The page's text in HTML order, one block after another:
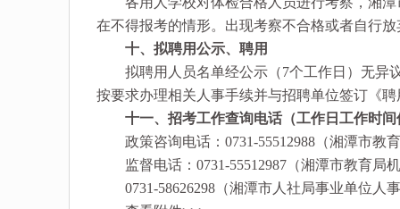
在不得报考的情形。出现考察不合格或者自行
十、拟聘用公示、聘用
拟聘用人员名单经公示（7个工作日）无异
按要求办理相关人事手续并与招聘单位签订《
十一、招考工作查询电话（工作日工作时间
政策咨询电话：0731-55512988（湘潭市教
监督电话：0731-55512987（湘潭市教育局
0731-58626298（湘潭市人社局事业单位人